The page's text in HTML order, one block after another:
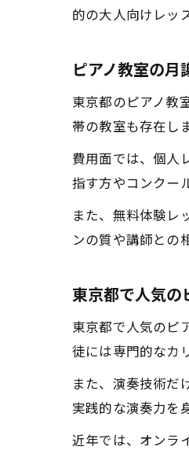
的の大人向けレッ
ピアノ教室の月
東京都のピアノ教
帯の教室も存在し
費用面では、個人
指す方やコンクー
また、無料体験レ
ンの質や講師との
東京都で人気の
東京都で人気のピ
徒には専門的なカ
また、演奏技術だ
実践的な演奏力を
近年では、オンラ